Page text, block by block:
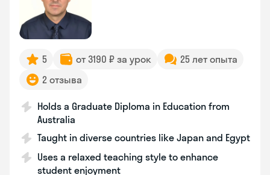
5 от 3190 ₽ за урок
25 лет опыта
2 отзыва
Holds a Graduate Diploma in Education from
Australia
Taught in diverse countries like Japan and Egypt
Uses a relaxed teaching style to enhance
student enjoyment